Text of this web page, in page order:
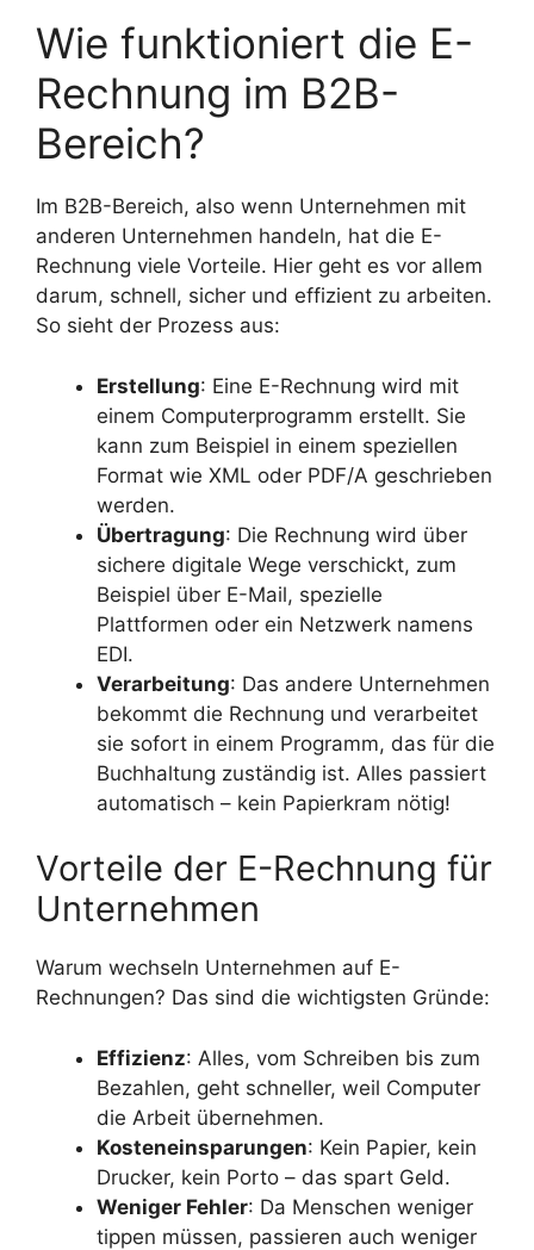
Wie funktioniert die E-
Rechnung im B2B-
Bereich?
Im B2B-Bereich, also wenn Unternehmen mit
anderen Unternehmen handeln, hat die E-
Rechnung viele Vorteile. Hier geht es vor allem
darum, schnell, sicher und effizient zu arbeiten.
So sieht der Prozess aus:
Erstellung: Eine E-Rechnung wird mit
einem Computerprogramm erstellt. Sie
kann zum Beispiel in einem speziellen
Format wie XML oder PDF/A geschrieben
werden.
Übertragung: Die Rechnung wird über
sichere digitale Wege verschickt, zum
Beispiel über E-Mail, spezielle
Plattformen oder ein Netzwerk namens
EDI.
Verarbeitung: Das andere Unternehmen
bekommt die Rechnung und verarbeitet
sie sofort in einem Programm, das für die
Buchhaltung zuständig ist. Alles passiert
automatisch – kein Papierkram nötig!
Vorteile der E-Rechnung für
Unternehmen
Warum wechseln Unternehmen auf E-
Rechnungen? Das sind die wichtigsten Gründe:
Effizienz: Alles, vom Schreiben bis zum
Bezahlen, geht schneller, weil Computer
die Arbeit übernehmen.
Kosteneinsparungen: Kein Papier, kein
Drucker, kein Porto – das spart Geld.
Weniger Fehler: Da Menschen weniger
tippen müssen, passieren auch weniger